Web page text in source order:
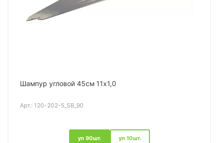
Шампур угловой 45см 11х1,0
Арт.: 120-202-5_SB_90
уп 90шт. уп 10шт.